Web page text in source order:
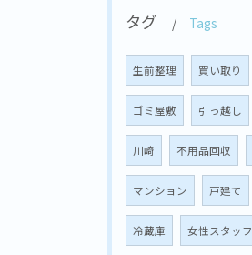
タグ Tags
生前整理 買い取り
ゴミ屋敷 引っ越し
川崎 不用品回収
マンション 戸建て
冷蔵庫 女性スタッフ